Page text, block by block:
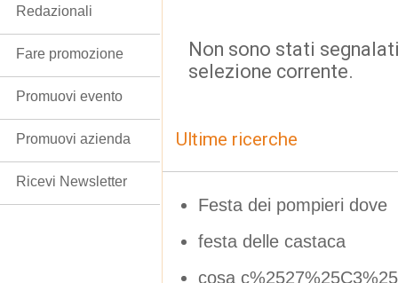
Non sono stati
selezione corrente.
Ultime ricerche
Festa dei pompieri dove
festa delle castaca
cosa
Redazionali
Fare promozione
Promuovi evento
Promuovi azienda
Ricevi Newsletter